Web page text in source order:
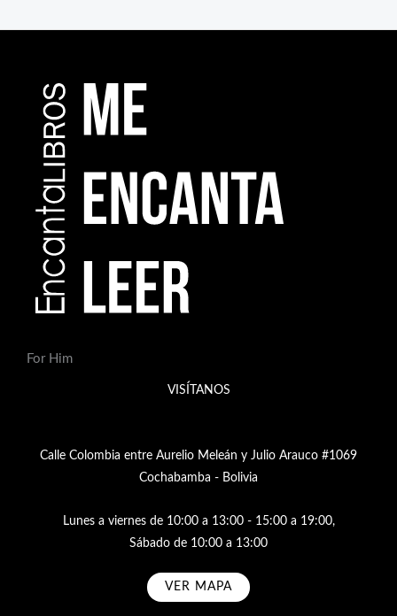
For Him
VISÍTANOS
Calle Colombia entre Aurelio Meleán y Julio Arauco #1069
Cochabamba - Bolivia
Lunes a viernes de 10:00 a 13:00 - 15:00 a 19:00,
Sábado de 10:00 a 13:00
VER MAPA